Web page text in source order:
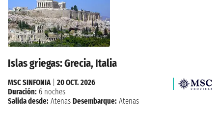
Islas griegas: Grecia, Italia
MSC SINFONIA| 20 OCT. 2026
Duración: 6 noches
Salida desde: Atenas Desembarque: Atenas